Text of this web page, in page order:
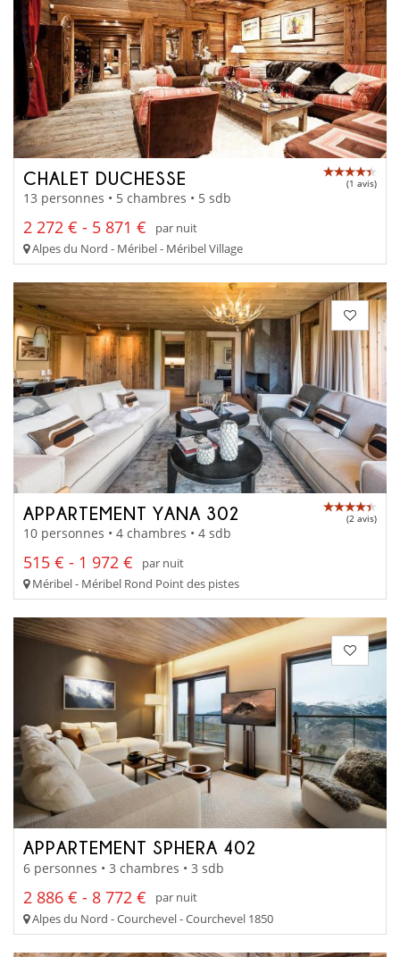
CHALET DUCHESSE (1 avis)
13 personnes • 5 chambres • 5 sdb
2 272 € - 5 871 €
par nuit
Alpes du Nord - Méribel - Méribel Village
APPARTEMENT YANA 302 (2 avis)
10 personnes • 4 chambres • 4 sdb
515 € - 1 972 €
par nuit
Méribel - Méribel Rond Point des pistes
APPARTEMENT SPHERA 402
6 personnes • 3 chambres • 3 sdb
2 886 € - 8 772 €
par nuit
Alpes du Nord - Courchevel - Courchevel 1850